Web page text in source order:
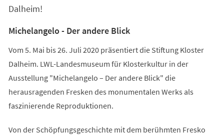
Dalheim!
Michelangelo - Der andere Blick
Vom 5. Mai bis 26. Juli 2020 präsentiert die Stiftung Kloster
Dalheim. LWL-Landesmuseum für Klosterkultur in der
Ausstellung "Michelangelo – Der andere Blick" die
herausragenden Fresken des monumentalen Werks als
faszinierende Reproduktionen.
Von der Schöpfungsgeschichte mit dem berühmten Fresko